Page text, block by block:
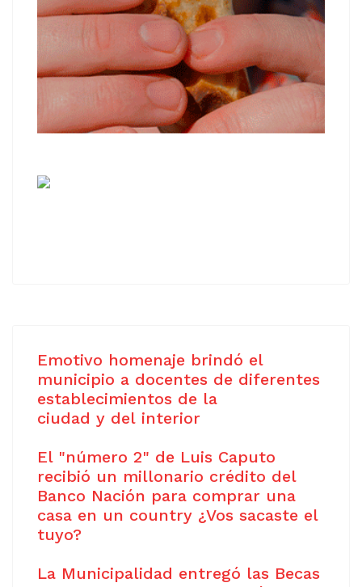
Emotivo homenaje brindó el
municipio a docentes de diferentes
establecimientos de la
ciudad y del interior
El "número 2" de Luis Caputo
recibió un millonario crédito del
Banco Nación para comprar una
casa en un country ¿Vos sacaste el
tuyo?
La Municipalidad entregó las Becas